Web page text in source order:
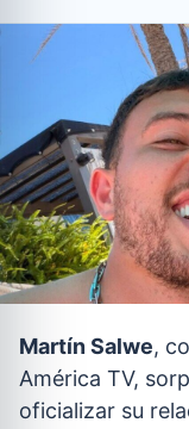
Martín Salwe,
América TV,
oficializar su